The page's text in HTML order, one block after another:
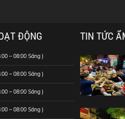
ĐỘNG
– 08:00 Sáng )
– 08:00 Sáng )
– 08:00 Sáng )
– 08:00 Sáng )
TIN TỨC